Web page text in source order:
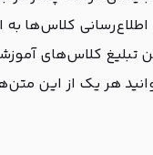
کلاس‌ها به
نوع متن تبلیغ اعم از متن تبلیغ
هر یک از این